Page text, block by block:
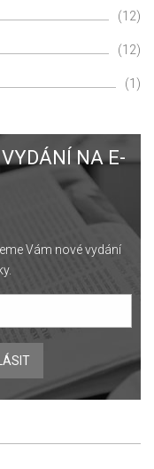
(12)
(12)
(1)
NA E-
Vám nové vydání